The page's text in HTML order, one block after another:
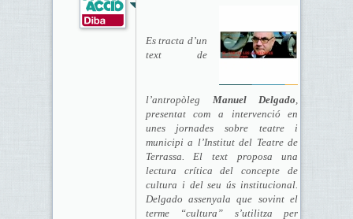
Es tracta d’un
text de
l’antropòleg Manuel Delgado,
presentat com a intervenció en
unes jornades sobre teatre i
municipi a l’Institut del Teatre de
Terrassa. El text proposa una
lectura crítica del concepte de
cultura i del seu ús institucional.
Delgado assenyala que sovint el
terme “cultura” s’utilitza per